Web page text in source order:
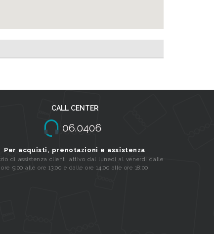
CALL CENTER
Per acquisti, prenotazioni e assistenza
di assistenza clienti attivo dal lunedi al venerdi dalle
ore 9:00 alle ore 13:00 e dalle ore 14:00 alle ore 18:00